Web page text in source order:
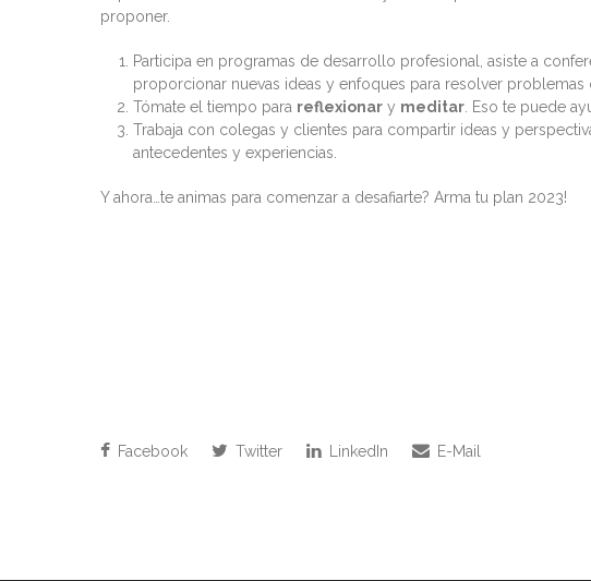
proponer.
Participa en programas de desarrollo profesional, asiste a
proporcionar nuevas ideas y enfoques para resolver problemas
Tómate el tiempo para reflexionar y meditar . Eso te puede
Trabaja con colegas y clientes para compartir ideas y
antecedentes y experiencias.
Y ahora…te animas para comenzar a desafiarte? Arma tu plan 2023!
Facebook Twitter LinkedIn E-Mail